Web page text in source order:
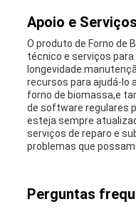
Apoio e
O produto de Forno de
técnico e serviços
recursos para ajudá-lo
forno de biomassa,e
de software regulares
esteja sempre
serviços de reparo e
problemas que possam
Perguntas